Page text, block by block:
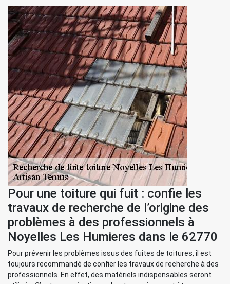
Pour une toiture qui fuit : confie les
travaux de recherche de l’origine des
problèmes à des professionnels à
Noyelles Les Humieres dans le 62770
Pour prévenir les problèmes issus des fuites de toitures, il est
toujours recommandé de confier les travaux de recherche à des
professionnels. En effet, des matériels indispensables seront